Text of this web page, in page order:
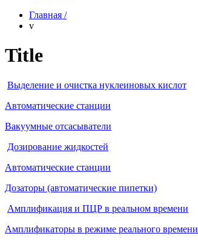
Главная /
v
Title
Выделение и очистка нуклеиновых кислот
Автоматические станции
Вакуумные отсасыватели
Дозирование жидкостей
Автоматические станции
Дозаторы (автоматические пипетки)
Амплификация и ПЦР в реальном времени
Амплификаторы в режиме реального времени